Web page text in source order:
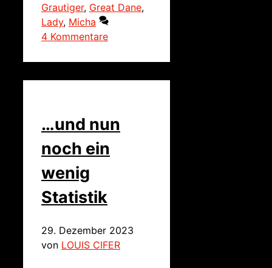
Grautiger, Great Dane,
Lady, Micha
4 Kommentare
…und nun
noch ein
wenig
Statistik
29. Dezember 2023
von LOUIS CIFER